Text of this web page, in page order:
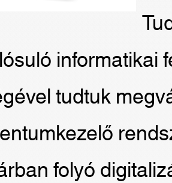
informatikai
tudtuk
folyó